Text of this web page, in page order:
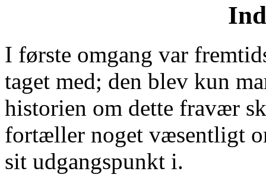
I første omgang var
taget med; den blev kun
historien om dette fravær
fortæller noget væsentligt
sit udgangspunkt i.